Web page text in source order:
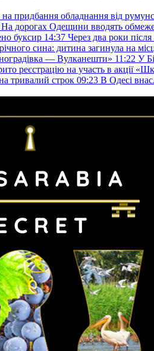
придбання обладнання від
На дорогах Одещини вводять
буксир 14:37 Через два роки
сина: дитина загинула на
— Вулканешти» 11:22 У
реєстрацію на участь в акції
тривалий строк 09:23 В Одесі